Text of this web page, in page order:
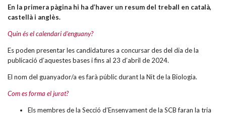
En la primera pàgina hi ha d’haver un resum del treball en català,
castellà i anglès.
Quin és el calendari d’enguany?
Es poden presentar les candidatures a concursar des del dia de la
publicació d’aquestes bases i fins al 23 d’abril de 2024.
El nom del guanyador/a es farà públic durant la Nit de la Biologia.
Com es forma el jurat?
Els membres de la Secció d’Ensenyament de la SCB faran la tria